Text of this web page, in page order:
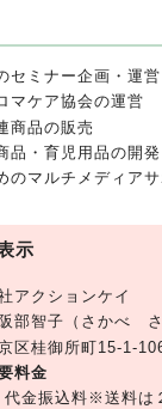
セミナー企画・運営
マケア協会の運営
商品の販売
品・育児用品の開
のマルチメディア
示
アクションケイ
部智子（さかべ さ
区桂御所町15-1-
料金
代金振込料※送料は